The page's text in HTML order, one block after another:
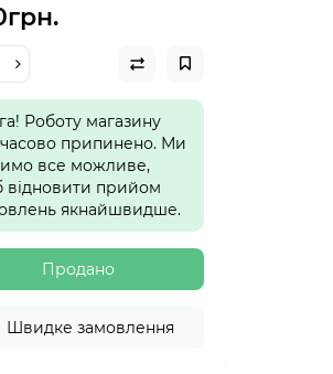
Роботу магазину
припинено. Ми
все можливе,
відновити прийом
якнайшвидше.
Продано
Швидке замовлення